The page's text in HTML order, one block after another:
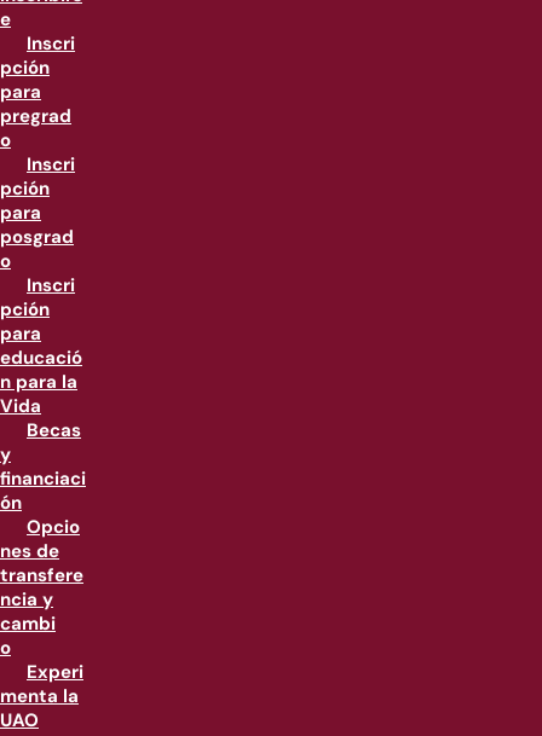
e
Inscri
pción
para
pregrad
o
Inscri
pción
para
posgrad
o
Inscri
pción
para
educació
n para la
Vida
Becas
y
financiaci
ón
Opcio
nes de
transfere
ncia y
cambi
o
Experi
menta la
UAO